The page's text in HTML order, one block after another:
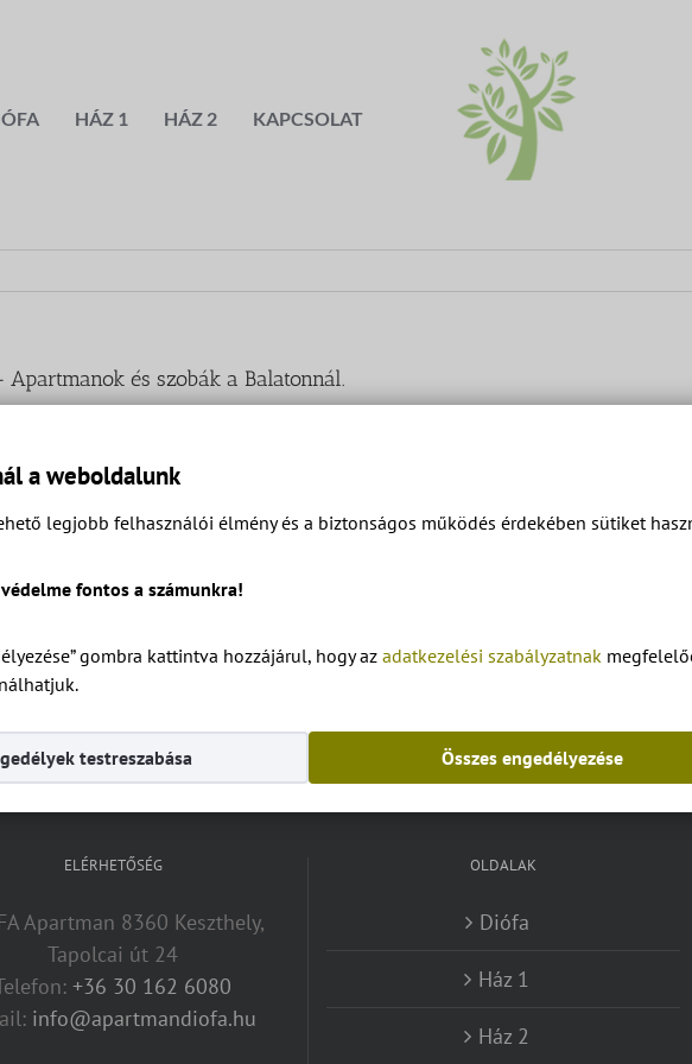
a weboldalunk
legjobb felhasználói élmény és a biztonságos működés érdekében sütiket
fontos a számunkra!
gombra kattintva hozzájárul, hogy az adatkezelési szabályzatnak
Összes engedélyezése
testreszabása
HÁZ 1 HÁZ 2 KAPCSOLAT
és szobák a Balatonnál.
és szobák a Balatonnál.
ELÉRHETŐSÉG
Apartman 8360 Keszthely,
Tapolcai út 24
+36 30 162 6080
info@apartmandiofa.hu
OLDALAK
Diófa
Ház 1
Ház 2